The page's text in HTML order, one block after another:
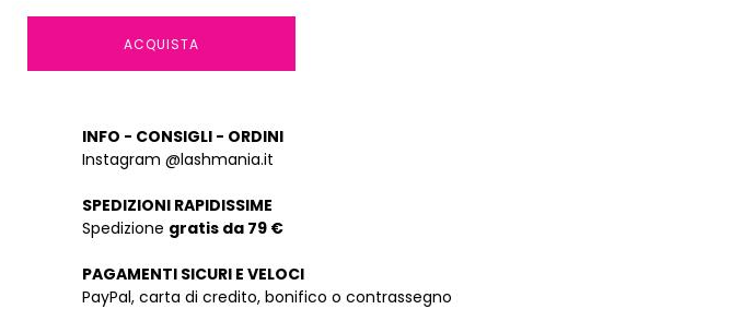
ACQUISTA
INFO - CONSIGLI - ORDINI
Instagram @lashmania.it
SPEDIZIONI RAPIDISSIME
Spedizione gratis da 79 €
PAGAMENTI SICURI E VELOCI
PayPal, carta di credito, bonifico o contrassegno